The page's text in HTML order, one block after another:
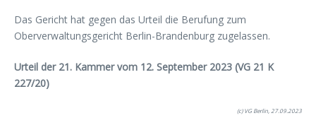
Das Gericht hat gegen das Urteil die Berufung zum
Oberverwaltungsgericht Berlin-Brandenburg zugelassen.
Urteil der 21. Kammer vom 12. September 2023 (VG 21 K
227/20)
(c) VG Berlin, 27.09.2023